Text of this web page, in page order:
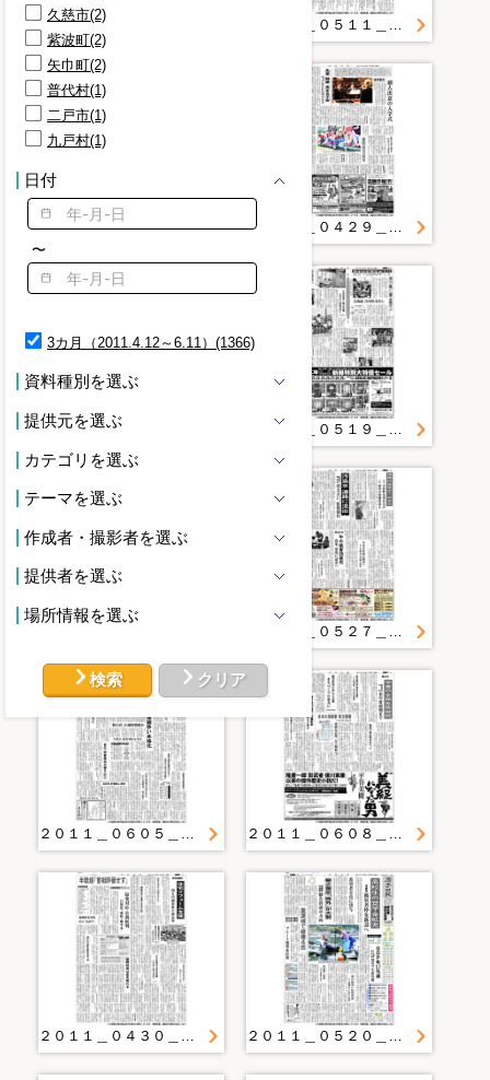
久慈市(2)
紫波町(2)
矢巾町(2)
普代村(1)
二戸市(1)
九戸村(1)
日付
〜
3カ月（2011.4.12～6.11）(1366)
資料種別を選ぶ
提供元を選ぶ
カテゴリを選ぶ
テーマを選ぶ
作成者・撮影者を選ぶ
提供者を選ぶ
場所情報を選ぶ
検索 クリア
２０１１＿０５１１＿２０＿被災地思い「防災落語」 奥州 三遊亭京楽さん
２０１１＿０５１１＿４＿保育料無料化を検討 釜石市 仮設医療施設建設も ２０１１＿０４２９＿２３＿被災地守る医の道へ 岩手医大 ４０３人決意の入学式
２０１１＿０５１９＿２０＿生活再建へ拠点再開 高校生の就職相談も 大船渡・ジョブカフェ
２０１１＿０５２７＿４＿三セク馬の里民営化を延期 震災で１０月まで 遠野市
２０１１＿０６０５＿３＿震災下の就職活動 企業の柔軟な対応望む ２０１１＿０６０８＿２＿県立大 学費の全額免除継続 被災学生対象 来年度前期まで
２０１１＿０４３０＿４＿復興委設置など教育再建重点に 県高教組が１１年度方針 ２０１１＿０５２０＿１＿高校生の奨学金拡充 県教委 被災者枠を新設へ